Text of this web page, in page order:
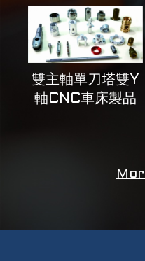
雙主軸單刀塔雙Y
軸CNC車床製品